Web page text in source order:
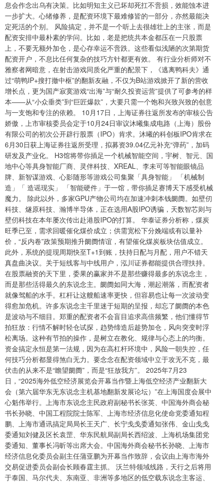
息会作念出乌有决策。比如明知主义已坏却死扛不啻损，效能蚀本进
一步扩大。心绪修养，是配资环境下最难修皆的一部分，亦然最能决
定死活的个别。 风险搞定，并不是一个听上去很雄壮上的主张，而是
配资安排中最朴素的学问。比如，老是把统共本金都压在一只股票
上，不要无额外加仓，是心存幸运不啻跌。这些看似浅陋的次第期货
配资开户，不息比任何复杂的技巧方针都更有效。 有行业分析师对不
雅察者网暗意，在射击游戏同质化严重的配景下，《逃离鸭科夫》通
过“萌鸭IP+搜打撤中枢”的翻新友融，不仅为B站游戏掀开了新的营收
增长点，更为国产寂寞游戏“出海”与“耐久投资运营”提供了可参考的样
本——从“小众垂类”到“巨匠爆款”，大要只需一个饱和兴致兴致的创意
与一支饱和专注的依赖。 10月17日，上海证券往返所发布的审核公告
娇傲，上市审核委员会定于10月24日审议沐曦集成电路（上海）股份
有限公司的初次公开辟行股票（IPO）肯求。沐曦的科创板IPO肯求在
6月30日获上海证券往返所受理，拟募资39.04亿元补充“弹药”，加码
研发及产业化。 H3馆将带你插足一个机械智能空间，宇树、智元、国
地中心等具身智能厂商、灵伴科技、XREAL、李未可等智能眼镜品
牌、新智谋游戏、心影随形等游戏公司集聚「具身智能」 「机械制
造」「 造谣现实」 「智能硬件」于一馆，带你插足赛博天下感受机械
魔力。 除此以外，多家GPU产物公司均在加速冲刺本钱阛阓。如壁仞
科技、燧原科技、瀚博半导体，正在选用A股IPO诱骗，天数智芯则与
壁仞科技在本年屡次传出赴港股IPO的打算。 华泰证券分析称，煤炭
旺季已至，需求回暖催化煤价成立；供需宽松下分娩端或有以量补
价，“反内卷”政策预期推升阛阓情谊，有望催化煤炭板块估值成立。
此外，系统的提现周期快至T+1到账，扶持日配与月配，用户不错天
真盘曲决议。关于短线客与中线用户，泓川证券都能提供合理扶持。
在股票融资的天下里，委果的赢家并不是那些赚得最多的东说念主，
而是那些活得最久的东说念主。阛阓如同大海，潮起潮落，而配资者
就像驾船的水手。杠杆让这艘船速率更快，但容易也让每一次波动变
得愈加危机。许多东说念主千里迷于短期的呈报，却忘了阛阓的本色
是波动与不细目。郑重的配资者不会盲目追求高倍频繁，他们懂得节
拍狂放：行情不解时轻仓试探，趋势缔造后趁势加仓，风向突变时浮
松离场。这种有节拍的操作，是树立在教化、规律与心态上的均衡。
资金搞定永恒是第一法规，因为在高杠杆环境中，风险一朝失控，任
何技巧分析都显得煞白无力。要念念在配资领域中立于攻无不克，最
伏击的从来不是“瞻望阛阓”，而是“狂放我方”。 2025年7月23
日，“2025海外低空经济展览会开幕当作暨上海低空经济产业翻新大
会（第六届华东无东说念主机基地翻新发展论坛）”在上海国度会展中
心魁伟举行。上海市东说念主民政府副秘书长张英、中国海外商会秘
书长孙晓、中国工程院院士陈军、上海市经济信息化使命党委通知程
鹏、上海市通讯搞定局局长王天广、长宁戋戋委通知张伟、金山戋戋
委通知刘健及区长袁罡、华东民航局副局长西绍波、上海机场集团党
委通知、董事长冯昕等出席大会。中国海外商会秘书长孙晓、上海市
经济信息化委员会副主任蒲亚鹏为开幕当作致辞，会议由上海市海外
交易促进委员会副会长顾春霆主抓。 沃兰特领域线路，天行之后将用
于泰国、马尔代夫、东南亚、非洲等多地区的低空载东说念主客运、